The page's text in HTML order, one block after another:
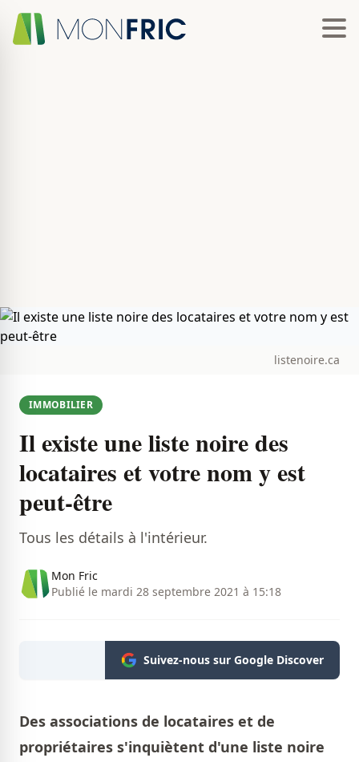
listenoire.ca
IMMOBILIER
Il existe une liste noire des
locataires et votre nom y est
peut-être
Tous les détails à l'intérieur.
Mon Fric
Publié le mardi 28 septembre 2021 à 15:18
Suivez-nous sur Google Discover
Des associations de locataires et de
propriétaires s'inquiètent d'une liste noire